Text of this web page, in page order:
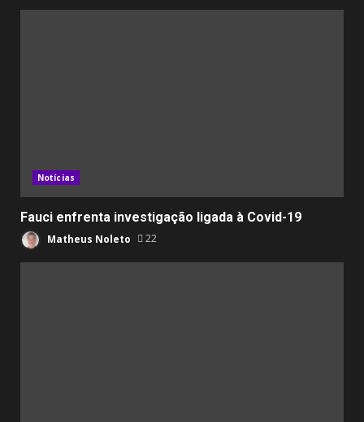
Notícias
Fauci enfrenta investigação ligada à Covid-19
Matheus Noleto 22